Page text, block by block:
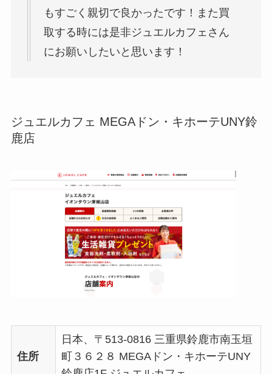
もすごく親切で良かったです！また買
取する時には是非ジュエルカフェさん
にお願いしたいと思います！
ジュエルカフェ MEGAドン・キホーテUNY鈴
鹿店
住所
日本、〒513-0816 三重県鈴鹿市南玉垣
町３６２８ MEGAドン・キホーテUNY